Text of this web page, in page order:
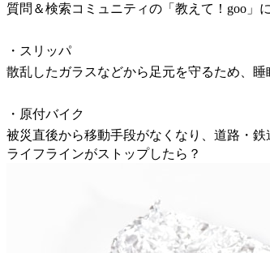
質問＆検索コミュニティの「教えて！goo」
・スリッパ
散乱したガラスなどから足元を守るため、
・原付バイク
被災直後から移動手段がなくなり、道路・
ライフラインがストップしたら？